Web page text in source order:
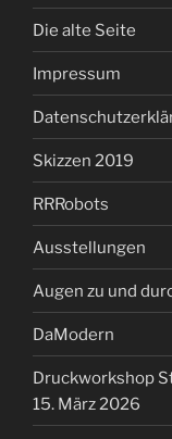
Die alte Seite
Impressum
Skizzen 2019
RRRobots
Ausstellungen
Augen zu und
DaModern
Druckworkshop
15. März 2026